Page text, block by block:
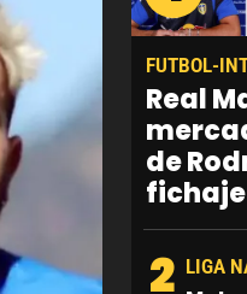
FUTBOL-
Real
de
fichaje
2 LIGA